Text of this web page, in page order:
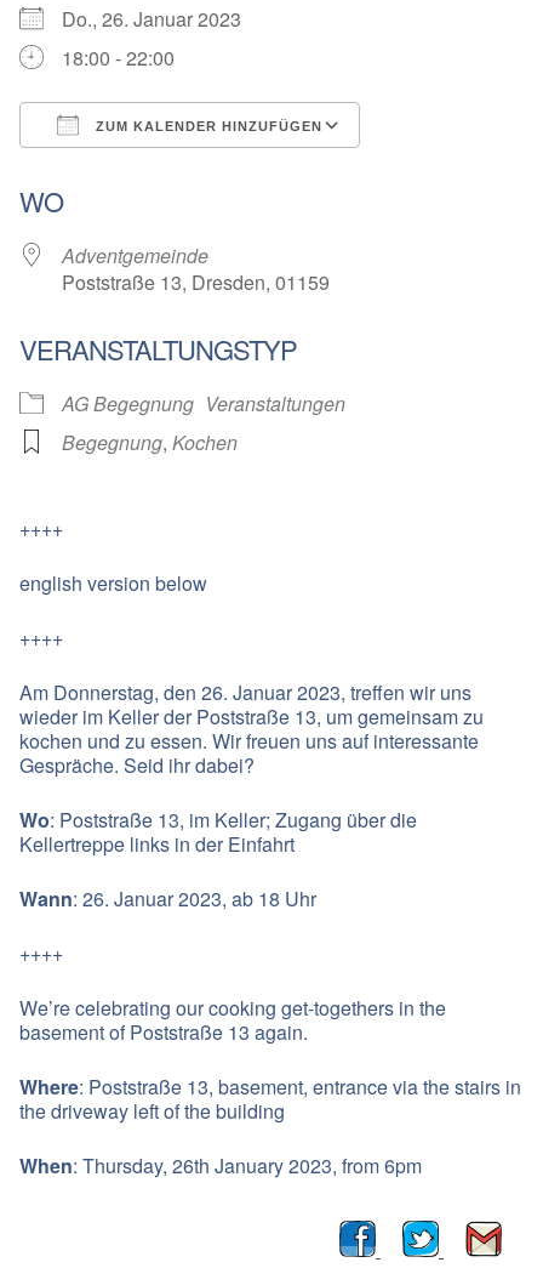
Do., 26. Januar 2023
18:00 - 22:00
ZUM KALENDER HINZUFÜGEN
WO
Adventgemeinde
Poststraße 13, Dresden, 01159
VERANSTALTUNGSTYP
AG Begegnung Veranstaltungen
Begegnung, Kochen
++++
english version below
++++
Am Donnerstag, den 26. Januar 2023, treffen wir uns
wieder im Keller der Poststraße 13, um gemeinsam zu
kochen und zu essen. Wir freuen uns auf interessante
Gespräche. Seid ihr dabei?
Wo: Poststraße 13, im Keller; Zugang über die
Kellertreppe links in der Einfahrt
Wann: 26. Januar 2023, ab 18 Uhr
++++
We’re celebrating our cooking get-togethers in the
basement of Poststraße 13 again.
Where: Poststraße 13, basement, entrance via the stairs in
the driveway left of the building
When: Thursday, 26th January 2023, from 6pm